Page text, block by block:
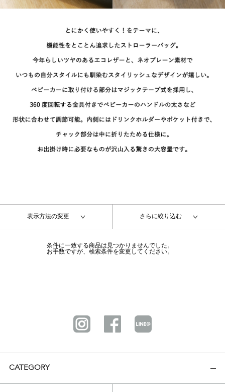
表示方法の変更 さらに絞り込む
条件に一致する商品は見つかりませんでした。
お手数ですが、検索条件を変更してください。
CATEGORY